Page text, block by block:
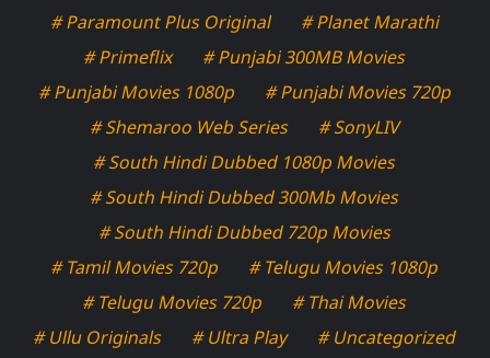
# Paramount Plus Original
# Planet Marathi
# Primeflix
# Punjabi 300MB Movies
# Punjabi Movies 1080p
# Punjabi Movies 720p
# Shemaroo Web Series
# SonyLIV
# South Hindi Dubbed 1080p Movies
# South Hindi Dubbed 300Mb Movies
# South Hindi Dubbed 720p Movies
# Tamil Movies 720p
# Telugu Movies 1080p
# Telugu Movies 720p
# Thai Movies
# Ullu Originals
# Ultra Play
# Uncategorized